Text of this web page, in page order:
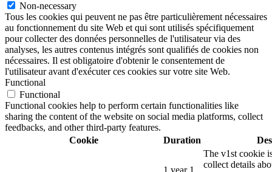
Non-necessary
Tous les cookies qui peuvent ne pas être particulièrement nécessaires
au fonctionnement du site Web et qui sont utilisés spécifiquement
pour collecter des données personnelles de l'utilisateur via des
analyses, les autres contenus intégrés sont qualifiés de cookies non
nécessaires. Il est obligatoire d'obtenir le consentement de
l'utilisateur avant d'exécuter ces cookies sur votre site Web.
Functional
Functional
Functional cookies help to perform certain functionalities like
sharing the content of the website on social media platforms, collect
feedbacks, and other third-party features.
Cookie
Duration
The v1st cookie
collect details